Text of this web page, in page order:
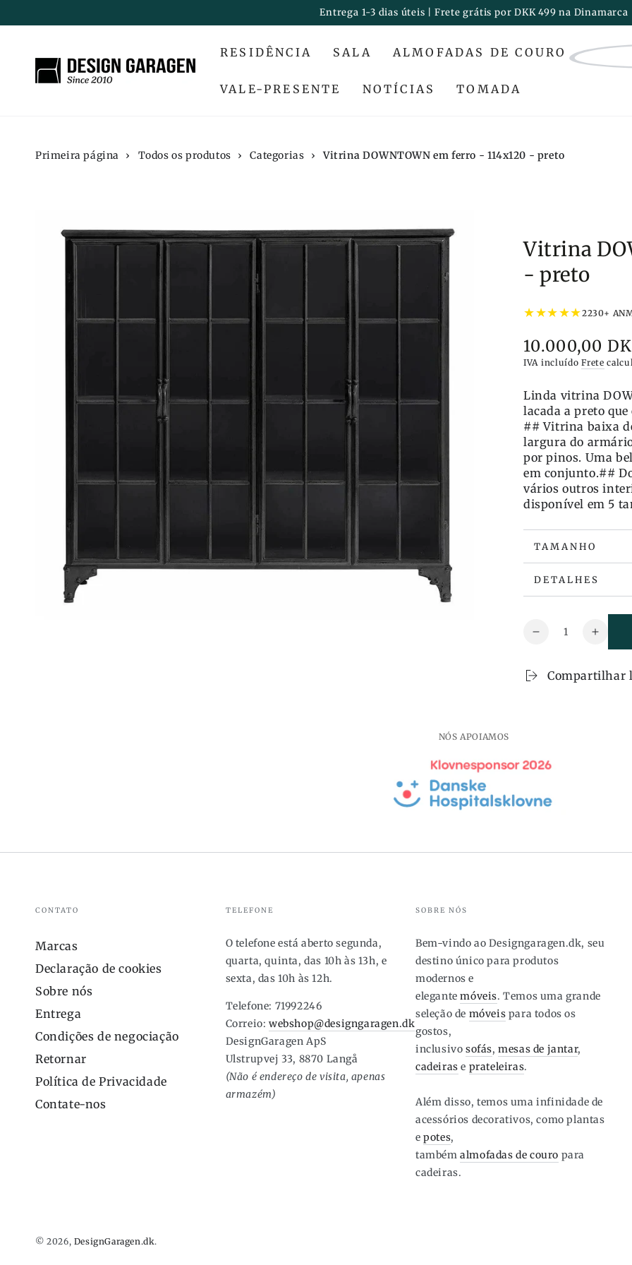
Entrega 1-3 dias úteis | Frete grátis por DKK 499 na Dinamarca
RESIDÊNCIA SALA ALMOFADAS DE COURO
VALE-PRESENTE NOTÍCIAS TOMADA
Primeira página › Todos os produtos › Categorias › Vitrina DOWNTOWN em ferro - 114x120 - preto
Vitrina
- preto
★★★★★2230+
Preço
10.000,00
IVA incluídoFrete
Linda vitrina
lacada a preto
## Vitrina baixa
largura do
por pinos. Uma
em conjunto.##
vários outros
disponível em 5
TAMANHO
DETALHES
Quantidade
Reduza
também
114x120
preto
Compartilhar
NÓS APOIAMOS
CONTATO
Marcas
Declaração de cookies
Sobre nós
Entrega
Condições de negociação
Retornar
Política de Privacidade
Contate-nos
TELEFONE
O telefone está aberto segunda,
quarta, quinta, das 10h às 13h, e
sexta, das 10h às 12h.
Telefone: 71992246
Correio: webshop@designgaragen.dk
DesignGaragen ApS
Ulstrupvej 33, 8870 Langå
(Não é endereço de visita, apenas
armazém)
SOBRE NÓS
Bem-vindo ao Designgaragen.dk, seu
destino único para produtos
modernos e
elegantemóveis. Temos uma grande
seleção de móveis para todos os
gostos,
inclusivosofás,mesas de jantar,
cadeiras e prateleiras.
Além disso, temos uma infinidade de
acessórios decorativos, como plantas
epotes,
tambémalmofadas de couro para
cadeiras.
© 2026, DesignGaragen.dk.